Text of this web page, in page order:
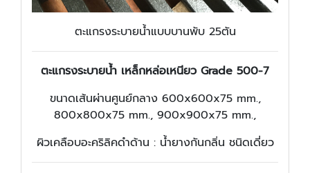
ตะแกรงระบายน้ำแบบบานพับ 25ตัน
ตะแกรงระบายน้ำ เหล็กหล่อเหนียว Grade 500-7
ขนาดเส้นผ่านศูนย์กลาง 600x600x75 mm.,
800x800x75 mm., 900x900x75 mm.,
ผิวเคลือบอะคริลิคดำด้าน : น้ำยางกันกลิ่น ชนิดเดี่ยว